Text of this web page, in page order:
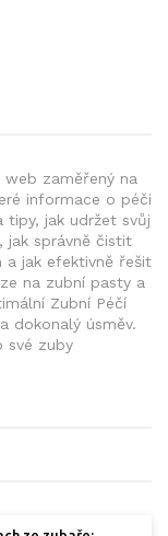
web zaměřený na
informace o péči
tipy, jak udržet svůj
jak správně čistit
a jak efektivně řešit
na zubní pasty a
Zubní Péčí
dokonalý úsměv.
své zuby